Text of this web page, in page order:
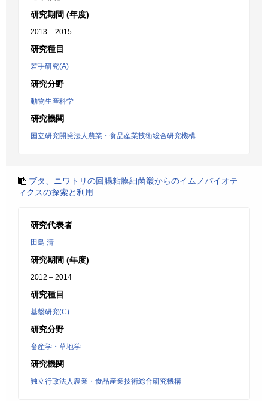
研究期間 (年度)
2013 – 2015
研究種目
若手研究(A)
研究分野
動物生産科学
研究機関
国立研究開発法人農業・食品産業技術総合研究機構
ブタ、ニワトリの回腸粘膜細菌叢からのイムノバイオテ
ィクスの探索と利用
研究代表者
田島 清
研究期間 (年度)
2012 – 2014
研究種目
基盤研究(C)
研究分野
畜産学・草地学
研究機関
独立行政法人農業・食品産業技術総合研究機構